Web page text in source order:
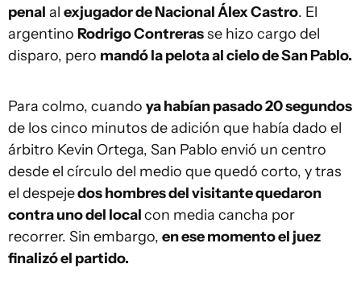
penal al exjugador de Nacional Álex Castro. El
argentino Rodrigo Contrerasse hizo cargo del
disparo, pero mandó la pelota al cielo de San Pablo.
Para colmo, cuando ya habían pasado 20 segundos
de los cinco minutos de adición que había dado el
árbitro Kevin Ortega, San Pablo envió un centro
desde el círculo del medio que quedó corto, y tras
el despejedos hombres del visitante quedaron
contra uno del localcon media cancha por
recorrer. Sin embargo, en ese momento el juez
finalizó el partido.